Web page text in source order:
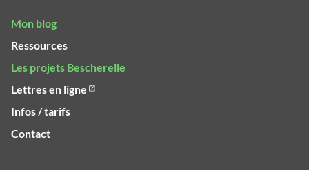
Mon blog
Ressources
Les projets Bescherelle
Lettres en ligne
Infos / tarifs
Contact